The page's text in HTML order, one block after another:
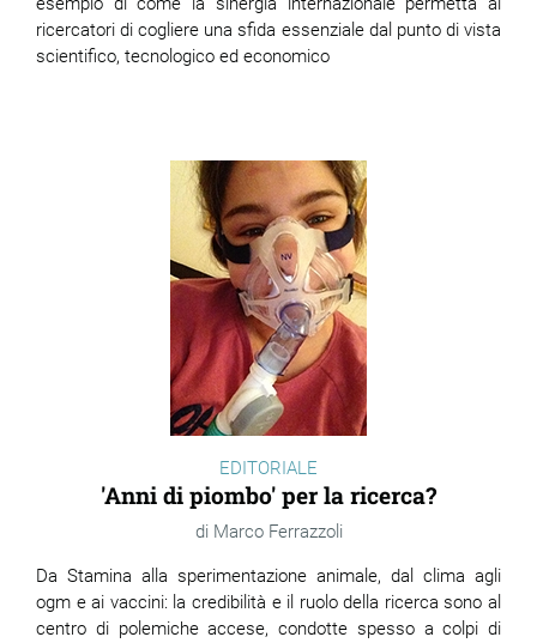
ricercatori di cogliere una sfida essenziale dal punto di vista
scientifico, tecnologico ed economico
EDITORIALE
'Anni di piombo' per la ricerca?
Marco Ferrazzoli
Da Stamina alla sperimentazione animale, dal clima agli
ogm e ai vaccini: la credibilità e il ruolo della ricerca sono al
centro di polemiche accese, condotte spesso a colpi di